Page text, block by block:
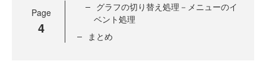
Page
4
グラフの切り替え処理－メニューのイ
ベント処理
まとめ